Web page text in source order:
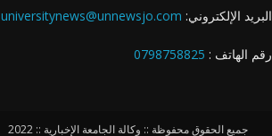
البريد الإلكتروني: universitynews@unnewsjo.com
رقم الهاتف : 0798758825
جميع الحقوق محفوظة :: وكالة الجامعة الإخبارية :: 2022